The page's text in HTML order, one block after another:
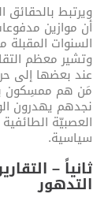
ويرتبط بالحقائق
أن موازين
السنوات المقبلة
وتشير معظم
عند بعضها إلى
مَن هم ممسِكون
نجدهم يهدرون
العصبيّة
سياسية.
ثانياً –
التدهور